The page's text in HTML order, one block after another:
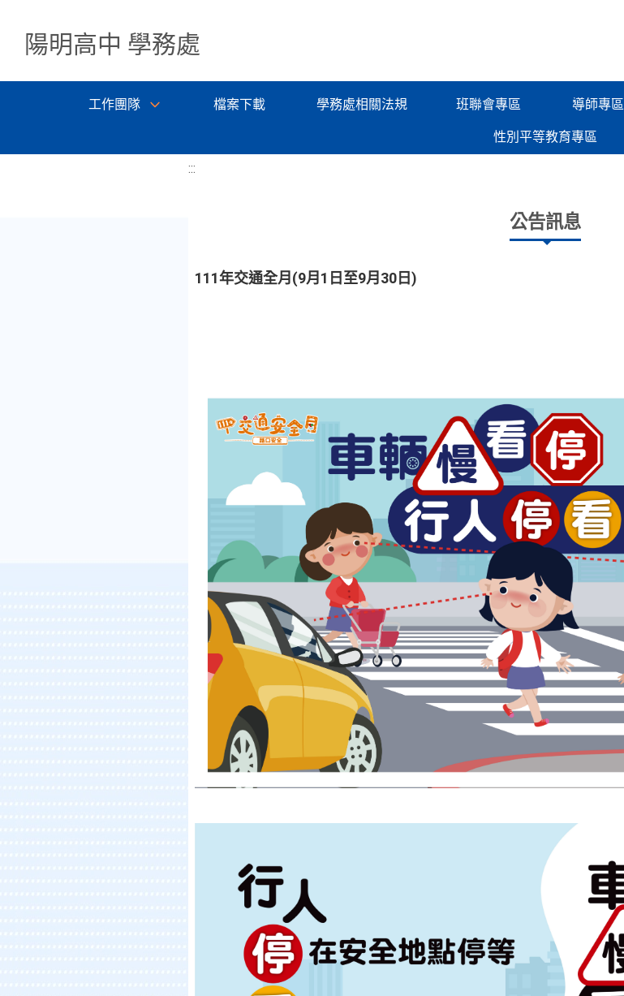
陽明高中 學務處
工作團隊 檔案下載 學務處相關法規 班聯會專區 導師專區
性別平等教育專區
:::
公告訊息
111年交通全月(9月1日至9月30日)